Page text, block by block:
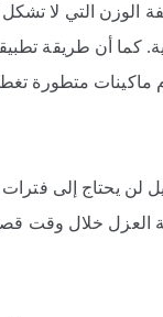
الوزن التي لا
كما أن طريقة
ماكينات متطورة
لن يحتاج إلى
العزل خلال وقت